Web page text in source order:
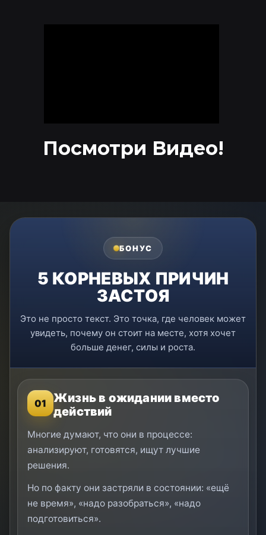
Посмотри Видео!
БОНУС
5 КОРНЕВЫХ ПРИЧИН
ЗАСТОЯ
Это не просто текст. Это точка, где человек может
увидеть, почему он стоит на месте, хотя хочет
больше денег, силы и роста.
01
Жизнь в ожидании вместо
действий
Многие думают, что они в процессе:
анализируют, готовятся, ищут лучшие
решения.
Но по факту они застряли в состоянии: «ещё
не время», «надо разобраться», «надо
подготовиться».